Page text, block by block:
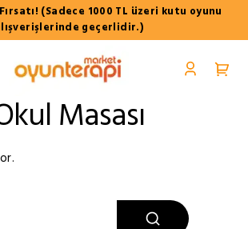
(Sadece 1000 TL üzeri kutu oyunu
geçerlidir.)
Masası